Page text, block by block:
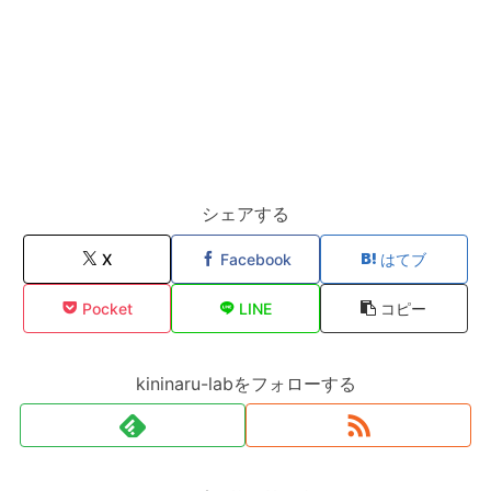
シェアする
X Facebook はてブ
Pocket LINE コピー
kininaru-labをフォローする